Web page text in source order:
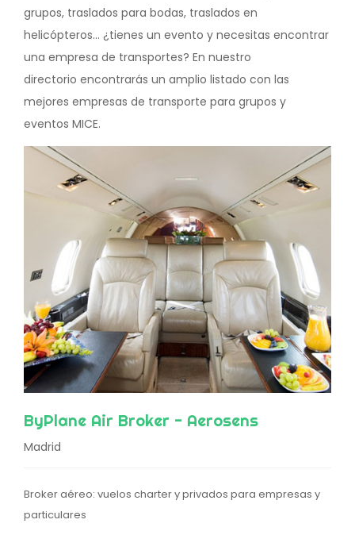
grupos, traslados para bodas, traslados en
helicópteros... ¿tienes un evento y necesitas encontrar
una empresa de transportes? En nuestro
directorio encontrarás un amplio listado con las
mejores empresas de transporte para grupos y
eventos MICE.
ByPlane Air Broker - Aerosens
Madrid
Broker aéreo: vuelos charter y privados para empresas y
particulares